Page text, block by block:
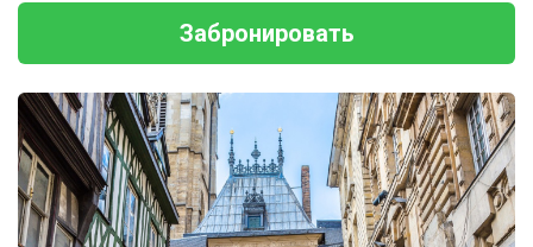
Забронировать